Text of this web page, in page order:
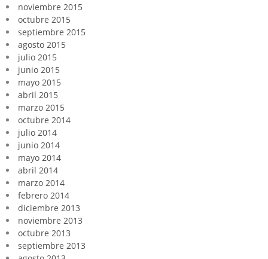
noviembre 2015
octubre 2015
septiembre 2015
agosto 2015
julio 2015
junio 2015
mayo 2015
abril 2015
marzo 2015
octubre 2014
julio 2014
junio 2014
mayo 2014
abril 2014
marzo 2014
febrero 2014
diciembre 2013
noviembre 2013
octubre 2013
septiembre 2013